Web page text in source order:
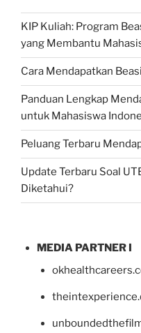
KIP Kuliah: Program
yang Membantu
Cara Mendapatkan
Panduan Lengkap
untuk Mahasiswa
Peluang Terbaru
Update Terbaru Soal
Diketahui?
MEDIA PARTNER I